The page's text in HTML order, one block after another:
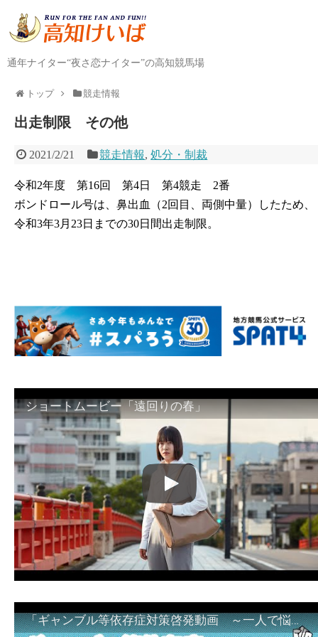
通年ナイター“夜さ恋ナイター”の高知競馬場
トップ 競走情報
出走制限 その他
2021/2/21 競走情報,処分・制裁
令和2年度 第16回 第4日 第4競走 2番
ボンドロール号は、鼻出血（2回目、両側中量）したため、
令和3年3月23日までの30日間出走制限。
ショートムービー「遠回りの春」
「ギャンブル等依存症対策啓発動画 ～一人で悩まず、家族で悩まず、まず！相談機関へ～」